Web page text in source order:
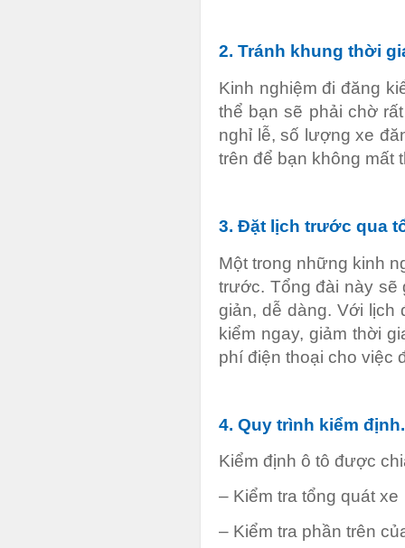
2. Tránh khung thời
Kinh nghiệm đi đăng
thể bạn sẽ phải chờ
nghỉ lễ, số lượng xe
trên để bạn không mất
3. Đặt lịch trước qua
Một trong những kinh
trước. Tổng đài này sẽ
giản, dễ dàng. Với
kiểm ngay, giảm thời
phí điện thoại cho việc
4. Quy trình kiểm định.
Kiểm định ô tô được
– Kiểm tra tổng quát xe
– Kiểm tra phần trên